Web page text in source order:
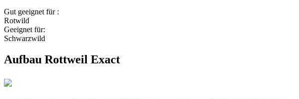
Gut geeignet für :
Rotwild
Geeignet für:
Schwarzwild
Aufbau Rottweil Exact